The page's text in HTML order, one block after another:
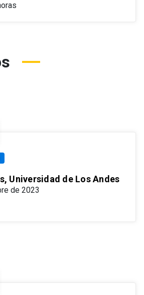
Universidad de Los Andes
de 2023